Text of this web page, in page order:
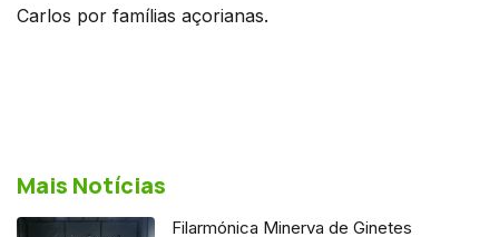
Carlos por famílias açorianas.
Mais Notícias
Filarmónica Minerva de Ginetes